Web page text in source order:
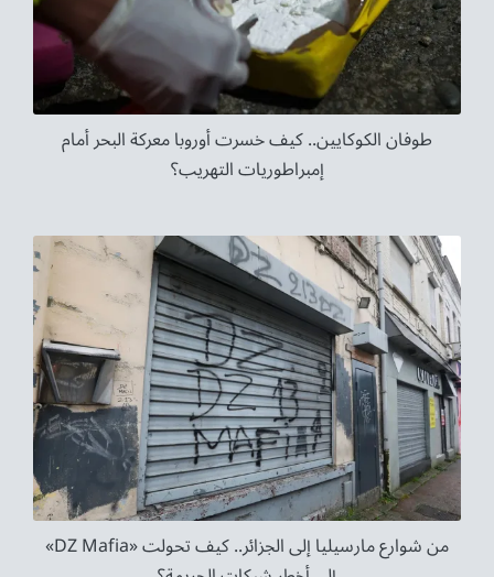
طوفان الكوكايين.. كيف خسرت أوروبا معركة البحر أمام
إمبراطوريات التهريب؟
من شوارع مارسيليا إلى الجزائر.. كيف تحولت «DZ Mafia»